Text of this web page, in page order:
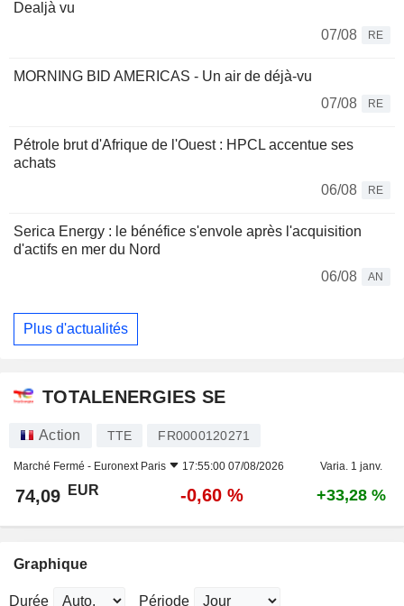
Dealjà vu
07/08
RE
MORNING BID AMERICAS - Un air de déjà-vu
07/08
RE
Pétrole brut d'Afrique de l'Ouest : HPCL accentue ses
achats
06/08
RE
Serica Energy : le bénéfice s'envole après l'acquisition
d'actifs en mer du Nord
06/08
AN
Plus d'actualités
TOTALENERGIES SE
Action TTE FR0000120271
Marché Fermé - Euronext Paris 17:55:00 07/08/2026 Varia. 1 janv.
74,09 EUR -0,60 % +33,28 %
Graphique
Durée Période